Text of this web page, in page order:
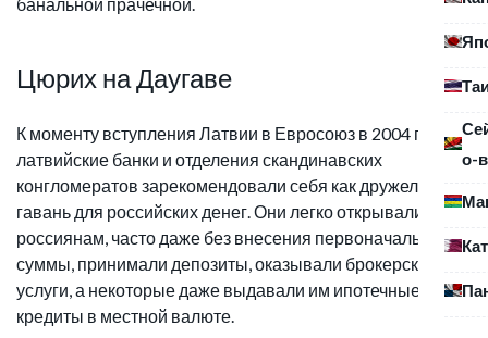
о-
Цюрих на Даугаве
К моменту вступления Латвии в Евросоюз в 2004 году
латвийские банки и отделения скандинавских
конгломератов зарекомендовали себя как дружелюбная
гавань для российских денег. Они легко открывали счета
россиянам, часто даже без внесения первоначальной
суммы, принимали депозиты, оказывали брокерские
услуги, а некоторые даже выдавали им ипотечные
кредиты в местной валюте.